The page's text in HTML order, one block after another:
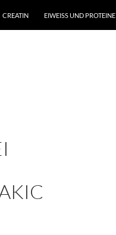
CREATIN EIWEISS UND PROTEINE